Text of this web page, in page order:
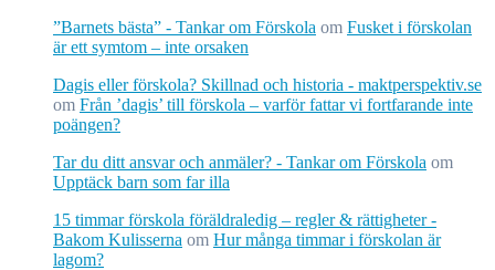
”Barnets bästa” - Tankar om Förskola om Fusket i förskolan
är ett symtom – inte orsaken
Dagis eller förskola? Skillnad och historia - maktperspektiv.se
om Från ’dagis’ till förskola – varför fattar vi fortfarande inte
poängen?
Tar du ditt ansvar och anmäler? - Tankar om Förskola om
Upptäck barn som far illa
15 timmar förskola föräldraledig – regler & rättigheter -
Bakom Kulisserna om Hur många timmar i förskolan är
lagom?